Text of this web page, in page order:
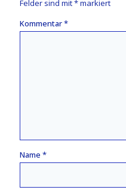
Felder sind mit*markiert
Kommentar*
Name *